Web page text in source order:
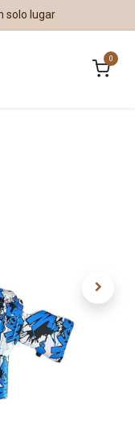
solo lugar
0